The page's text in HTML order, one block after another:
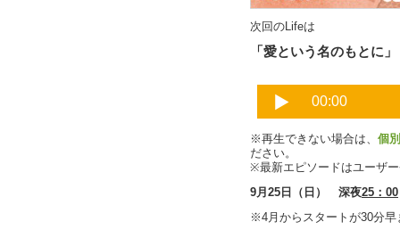
次回のLifeは
「愛という名のもとに」
※再生できない場合は、 個
ださい。
※最新エピソードはユーザ
9月25日（日） 深夜25：00
※4月からスタートが30分早